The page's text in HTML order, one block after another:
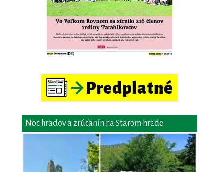
Noc hradov a zrúcanín na Starom hrade